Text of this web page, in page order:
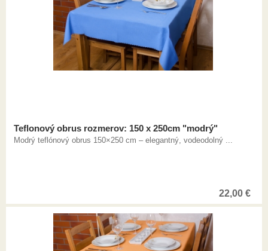
Teflonový obrus rozmerov: 150 x 250cm "modrý"
Modrý teflónový obrus 150×250 cm – elegantný, vodeodolný ...
22,00 €